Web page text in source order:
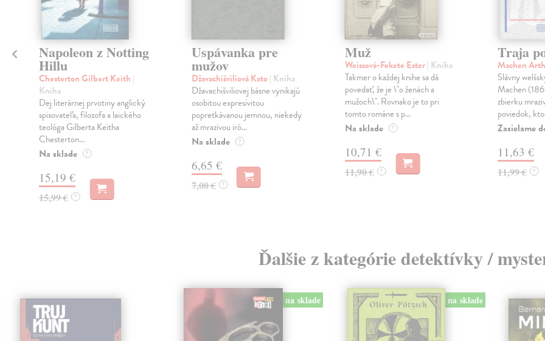
Napoleon z Notting
Hillu
Chesterton Gilbert Keith |
Kniha
Dej literárnej prvotiny anglický
spisovateľa, filozofa a laického
teológa Gilberta Keitha
Chesterton...
Na sklade ?
15,19 €
15,99 € ?
Uspávanka pre
mužov
Džavachišviliová Kato| Kniha
Džavachišviliovej básne vynikajú
osobitou expresivitou
popretkávanou jemnou, niekedy
až mrazivou iró...
Na sklade ?
6,65 €
7,00 € ?
Muž
Weissová-Fekete Ester| Kniha
Takmer o každej knihe sa dá
povedať, že je \"o ženách a
mužoch\". Rovnako je to pri
tomto románe s p...
Na sklade ?
10,71 €
11,90 € ?
Traja
Machen
Slávny
Machen
zbierku
poviedok,
Zasielame
11,63 €
11,99 € ?
Ďalšie z kategórie detektívky /
na sklade na sklade